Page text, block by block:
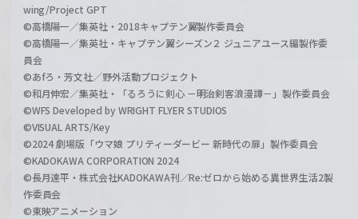
wing/Project GPT
©高橋陽一／集英社・2018キャプテン翼製作委員会
©高橋陽一／集英社・キャプテン翼シーズン２ ジュニアユース編製作委
員会
©あfろ・芳文社／野外活動プロジェクト
©和月伸宏／集英社・「るろうに剣心 －明治剣客浪漫譚－」製作委員会
©WFS Developed by WRIGHT FLYER STUDIOS
©VISUAL ARTS/Key
©2024 劇場版「ウマ娘 プリティーダービー 新時代の扉」製作委員会
©KADOKAWA CORPORATION 2024
©長月達平・株式会社KADOKAWA刊／Re:ゼロから始める異世界生活2製
作委員会
©東映アニメーション